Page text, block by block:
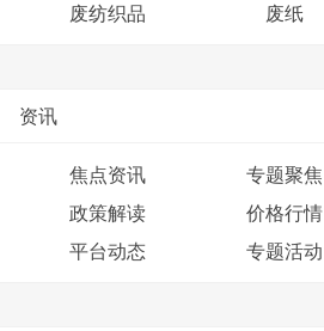
废纺织品
废纸
资讯
焦点资讯 专题聚焦
政策解读
价格行情
平台动态
专题活动